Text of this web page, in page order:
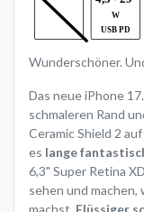
Wunderschöner.
Das neue iPhone
schmaleren Rand
Ceramic Shield 2
es lange
6,3" Super Retina
sehen und machen,
machst. Flüssiger